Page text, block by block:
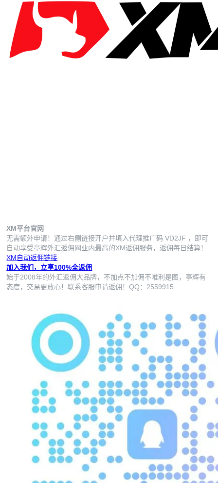
XM平台官网
无需额外申请！通过右侧链接开户并填入代理推广码VD2JF ，即可
自动享受亭辉外汇返佣网业内最高的XM返佣服务，返佣每日结算！
XM自动返佣链接
加入我们，立享100%全返佣
始于2008年的外汇返佣大品牌，不加点不加佣不唯利是图，亭辉有
态度，交易更放心！联系客服申请返佣！QQ：2559915